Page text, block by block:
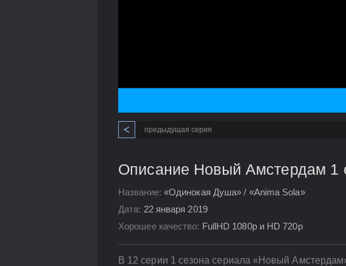
предыдущая серия
Описание Новый Амстердам 1
Название: «Одинокая Душа» / «Anima Sola»
Дата: 22 января 2019
Хорошее качество: FullHD 1080p и HD 720p
В 12 серии 1 сезона сериала «Новый